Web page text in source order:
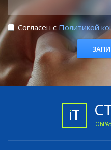
Cогласен с Политикой